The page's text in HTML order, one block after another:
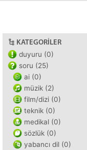
KATEGORILER
duyuru (0)
soru (25)
ai (0)
müzik (2)
film/dizi (0)
teknik (0)
medikal (0)
sözlük (0)
yabancı dil (0)